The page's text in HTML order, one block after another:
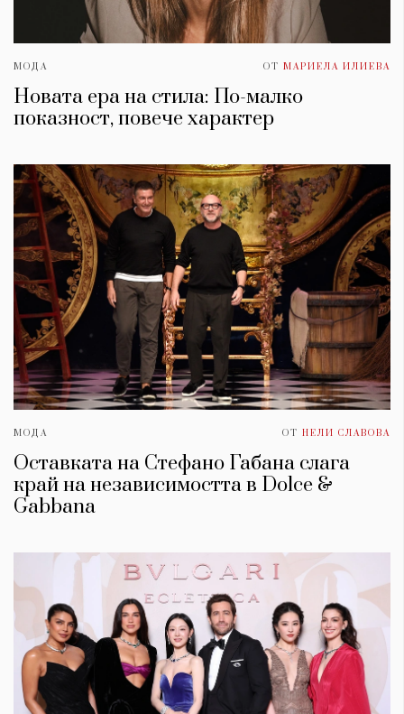
МОДА ОТ МАРИЕЛА ИЛИЕВА
Новата ера на стила: По-малко
показност, повече характер
МОДА ОТ НЕЛИ СЛАВОВА
Оставката на Стефано Габана слага
край на независимостта в Dolce &
Gabbana